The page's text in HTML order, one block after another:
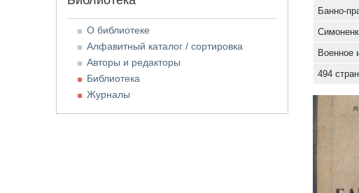
Банно-
Военное
494
О библиотеке
Алфавитный каталог / сортировка
Авторы и редакторы
Библиотека
Журналы